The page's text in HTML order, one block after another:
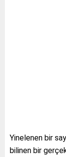
Yinelenen bir
bilinen bir